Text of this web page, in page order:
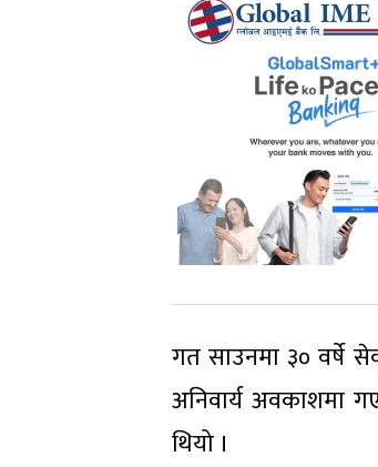
गत साउनमा ३० वर्षे
अनिवार्य अवकाशमा
थियो ।